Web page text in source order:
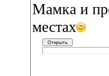
Мамка и
местах